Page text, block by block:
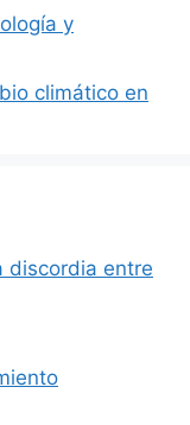
y
climático en
discordia entre